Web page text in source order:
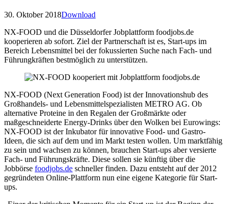
30. Oktober 2018Download
NX-FOOD und die Düsseldorfer Jobplattform foodjobs.de
kooperieren ab sofort. Ziel der Partnerschaft ist es, Start-ups im
Bereich Lebensmittel bei der fokussierten Suche nach Fach- und
Führungkräften bestmöglich zu unterstützen.
NX-FOOD (Next Generation Food) ist der Innovationshub des
Großhandels- und Lebensmittelspezialisten METRO AG. Ob
alternative Proteine in den Regalen der Großmärkte oder
maßgeschneiderte Energy-Drinks über den Wolken bei Eurowings:
NX-FOOD ist der Inkubator für innovative Food- und Gastro-
Ideen, die sich auf dem und im Markt testen wollen. Um marktfähig
zu sein und wachsen zu können, brauchen Start-ups aber versierte
Fach- und Führungskräfte. Diese sollen sie künftig über die
Jobbörse foodjobs.de schneller finden. Dazu entsteht auf der 2012
gegründeten Online-Plattform nun eine eigene Kategorie für Start-
ups.